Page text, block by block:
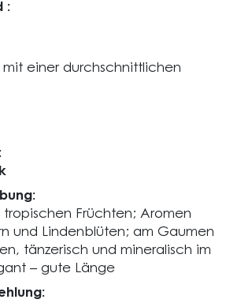
:
mit einer durchschnittlichen
Früchten; Aromen
und Lindenblüten; am Gaumen
tänzerisch und mineralisch im
– gute Länge